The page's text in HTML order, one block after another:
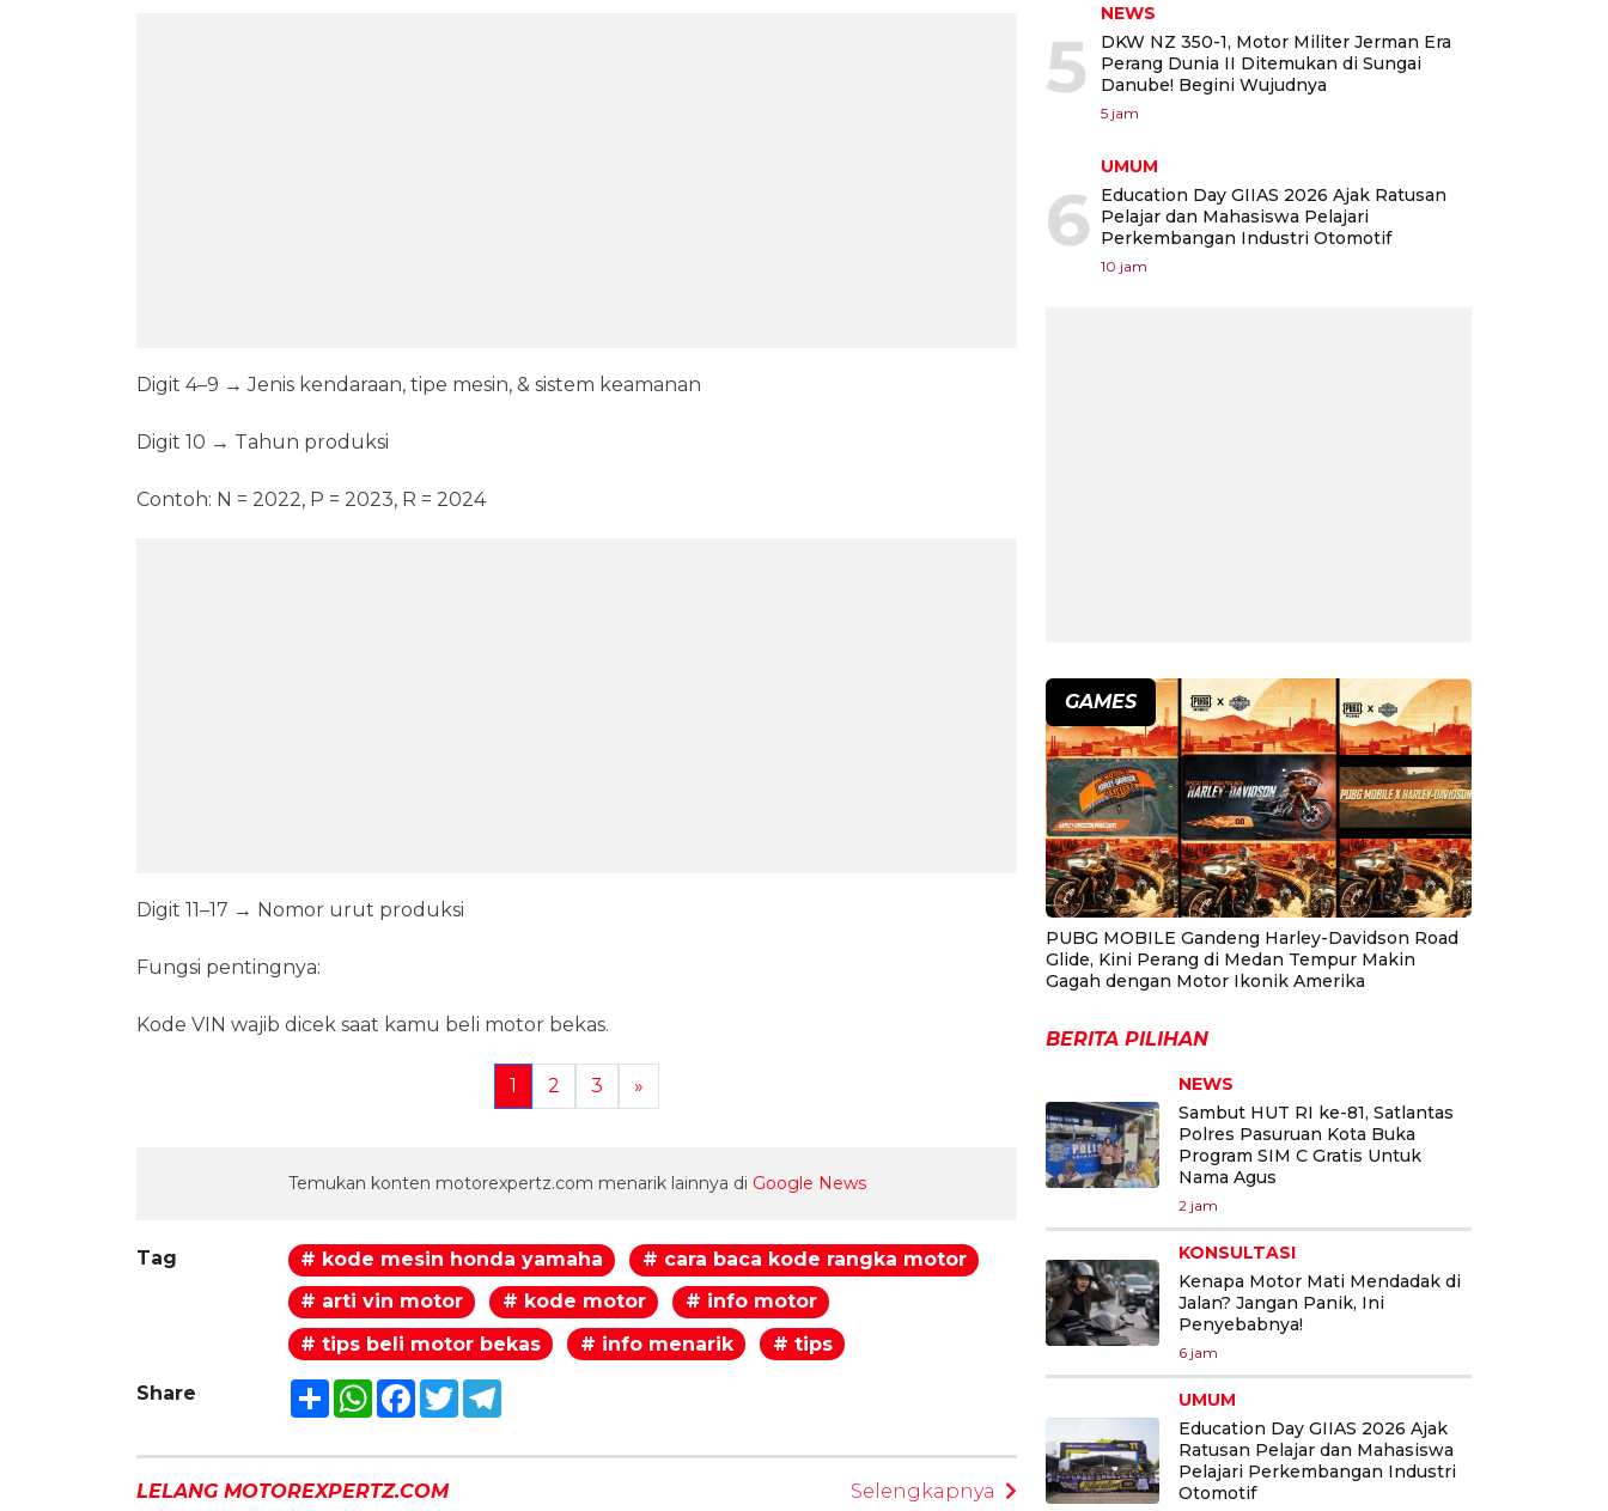
Digit 4–9 → Jenis kendaraan, tipe mesin, & sistem keamanan
Digit 10 → Tahun produksi
Contoh: N = 2022, P = 2023, R = 2024
Digit 11–17 → Nomor urut produksi
Fungsi pentingnya:
Kode VIN wajib dicek saat kamu beli motor bekas.
1 2 3 »
Temukan konten motorexpertz.com menarik lainnya di Google News
Tag # kode mesin honda yamaha
# cara baca kode rangka motor
# arti vin motor
# kode motor
# info motor
# tips beli motor bekas
# info menarik # tips
Share ShareWhatsApp
Facebook
TwitterTelegram
LELANG MOTOREXPERTZ.COM Selengkapnya
5
NEWS
DKW NZ 350-1, Motor Militer Jerman Era
Perang Dunia II Ditemukan di Sungai
Danube! Begini Wujudnya
5 jam
6
UMUM
Education Day GIIAS 2026 Ajak Ratusan
Pelajar dan Mahasiswa Pelajari
Perkembangan Industri Otomotif
10 jam
GAMES
PUBG MOBILE Gandeng Harley-Davidson Road
Glide, Kini Perang di Medan Tempur Makin
Gagah dengan Motor Ikonik Amerika
BERITA PILIHAN
NEWS
Sambut HUT RI ke-81, Satlantas
Polres Pasuruan Kota Buka
Program SIM C Gratis Untuk
Nama Agus
2 jam
KONSULTASI
Kenapa Motor Mati Mendadak di
Jalan? Jangan Panik, Ini
Penyebabnya!
6 jam
UMUM
Education Day GIIAS 2026 Ajak
Ratusan Pelajar dan Mahasiswa
Pelajari Perkembangan Industri
Otomotif